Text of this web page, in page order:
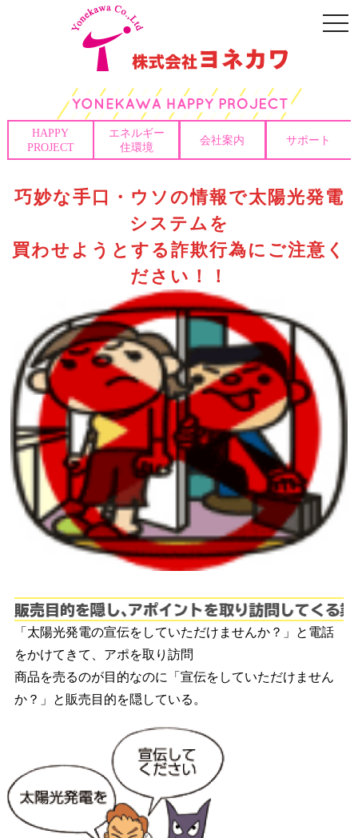
HAPPY
PROJECT
エネルギー
住環境
会社案内 サポート
巧妙な手口・ウソの情報で太陽光発電
システムを
買わせようとする詐欺行為にご注意く
ださい！！
「太陽光発電の宣伝をしていただけませんか？」と電話
をかけてきて、アポを取り訪問
商品を売るのが目的なのに「宣伝をしていただけません
か？」と販売目的を隠している。